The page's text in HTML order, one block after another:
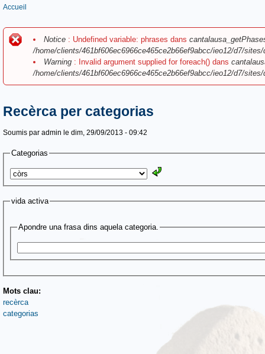
Vous êtes ici
Accueil
Message d'erreur
Notice : Undefined variable: phrases dans
/home/clients/461bf606ec6966ce465ce2b66ef9abcc/ieo12/d7/
Warning : Invalid argument supplied for foreach() dans
/home/clients/461bf606ec6966ce465ce2b66ef9abcc/ieo12/d7/
Recèrca per categorias
Soumis par admin le dim, 29/09/2013 - 09:42
Categorias
vida activa
Apondre una frasa dins aquela categoria.
Mots clau:
recèrca
categorias